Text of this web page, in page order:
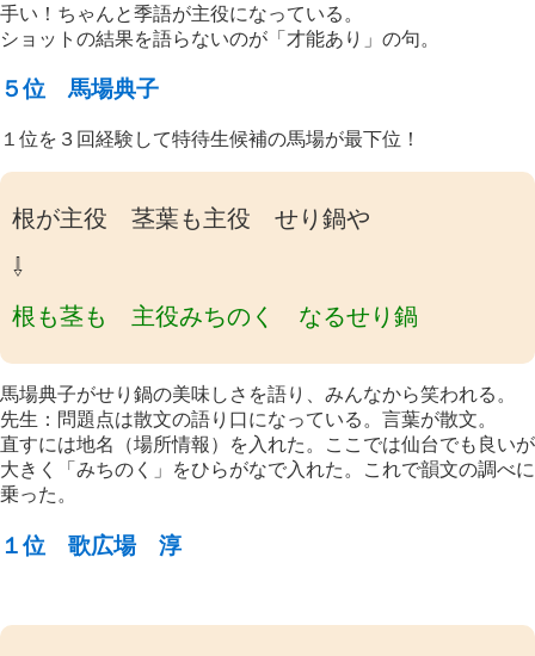
手い！ちゃんと季語が主役になっている。
ショットの結果を語らないのが「才能あり」の句。
５位 馬場典子
１位を３回経験して特待生候補の馬場が最下位！
根が主役 茎葉も主役 せり鍋や
⇩
根も茎も 主役みちのく なるせり鍋
馬場典子がせり鍋の美味しさを語り、みんなから笑われる。
先生：問題点は散文の語り口になっている。言葉が散文。
直すには地名（場所情報）を入れた。ここでは仙台でも良いが
大きく「みちのく」をひらがなで入れた。これで韻文の調べに
乗った。
１位 歌広場 淳